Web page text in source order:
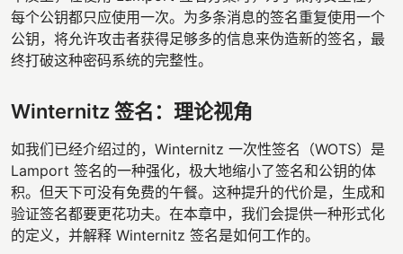
每个公钥都只应使用一次。为多条消息的签名重复使用一个
公钥，将允许攻击者获得足够多的信息来伪造新的签名，最
终打破这种密码系统的完整性。
Winternitz 签名：理论视角
如我们已经介绍过的，Winternitz 一次性签名（WOTS）是
Lamport 签名的一种强化，极大地缩小了签名和公钥的体
积。但天下可没有免费的午餐。这种提升的代价是，生成和
验证签名都要更花功夫。在本章中，我们会提供一种形式化
的定义，并解释 Winternitz 签名是如何工作的。